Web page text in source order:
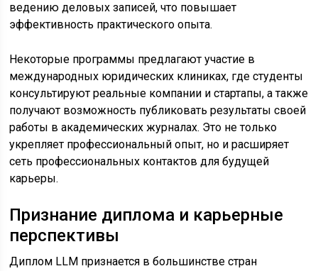
ведению деловых записей, что повышает
эффективность практического опыта.
Некоторые программы предлагают участие в
международных юридических клиниках, где студенты
консультируют реальные компании и стартапы, а также
получают возможность публиковать результаты своей
работы в академических журналах. Это не только
укрепляет профессиональный опыт, но и расширяет
сеть профессиональных контактов для будущей
карьеры.
Признание диплома и карьерные
перспективы
Диплом LLM признается в большинстве стран